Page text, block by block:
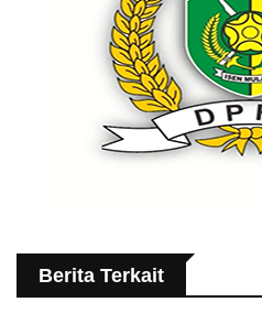
Berita Terkait